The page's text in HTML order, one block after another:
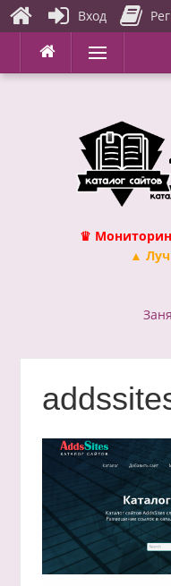
Перейти
содержимому
Меню
♛
▲
Вход